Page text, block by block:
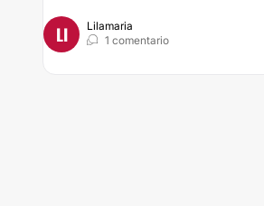
LI
Lilamaria
1 comentario